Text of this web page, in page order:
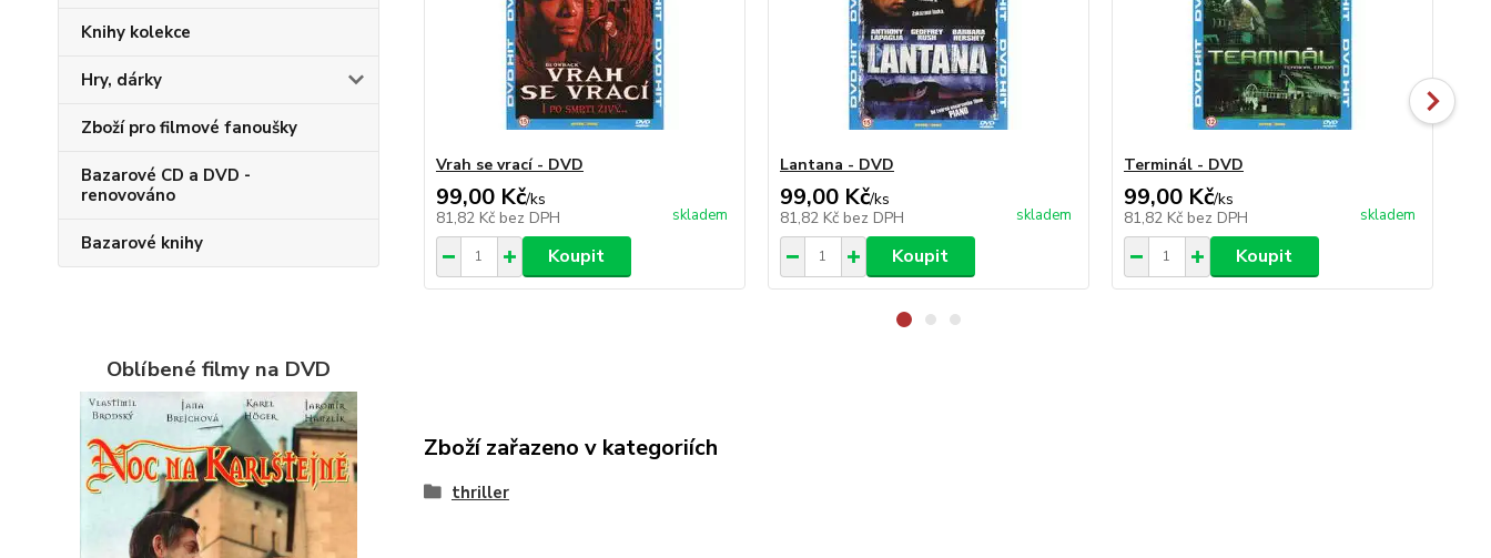
Knihy kolekce
Hry, dárky
Zboží pro filmové fanoušky
Bazarové CD a DVD -
renovováno
Bazarové knihy
Oblíbené filmy na DVD
Vrah se vrací - DVD
99,00 Kč/ks
81,82 Kč bez DPH skladem
Koupit
Lantana - DVD
99,00 Kč/ks
81,82 Kč bez DPH skladem
Koupit
Terminál - DVD
99,00 Kč/ks
81,82 Kč bez DPH skladem
Koupit
Zboží zařazeno v kategoriích
thriller